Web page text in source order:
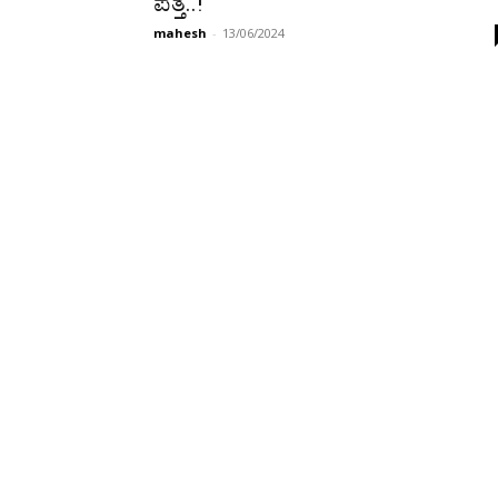
mahesh - 13/06/2024